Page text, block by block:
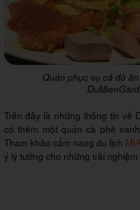
Quán phục vụ cả đồ
Trên đây là những thông tin về
có thêm một quán cà phê
Tham khảo cẩm nang du lịch
ý lý tưởng cho những trải